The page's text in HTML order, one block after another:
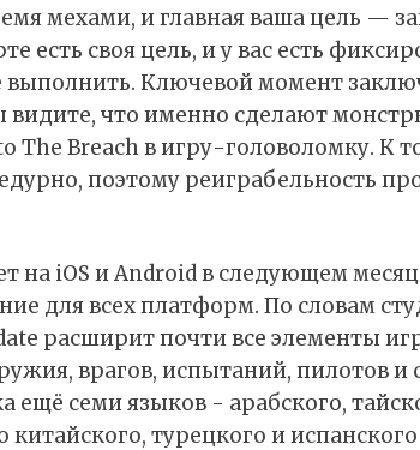
мехами, и главная ваша цель —
есть своя цель, и у вас есть
выполнить. Ключевой момент
видите, что именно сделают
The Breach в игру-головоломку. К
поэтому реиграбельность
на iOS и Android в следующем
для всех платформ. По словам
расширит почти все элементы
врагов, испытаний, пилотов и
ещё семи языков - арабского,
турецкого и испанского